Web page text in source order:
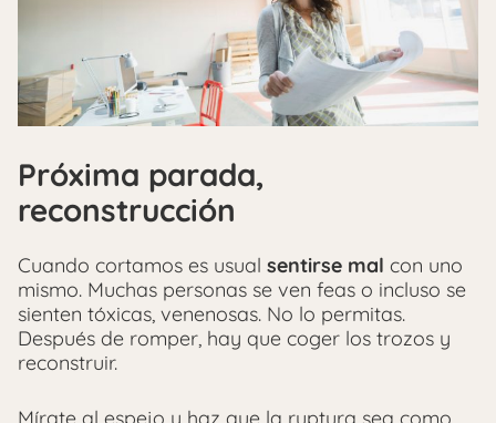
Próxima parada,
reconstrucción
Cuando cortamos es usual sentirse mal con uno
mismo. Muchas personas se ven feas o incluso se
sienten tóxicas, venenosas. No lo permitas.
Después de romper, hay que coger los trozos y
reconstruir.
Mírate al espejo y haz que la ruptura sea como